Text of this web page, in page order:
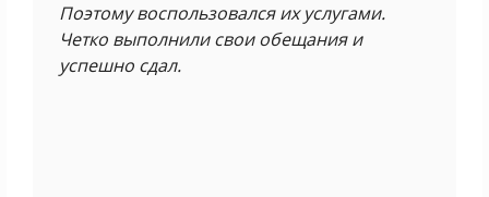
Поэтому воспользовался их услугами.
Четко выполнили свои обещания и
успешно сдал.